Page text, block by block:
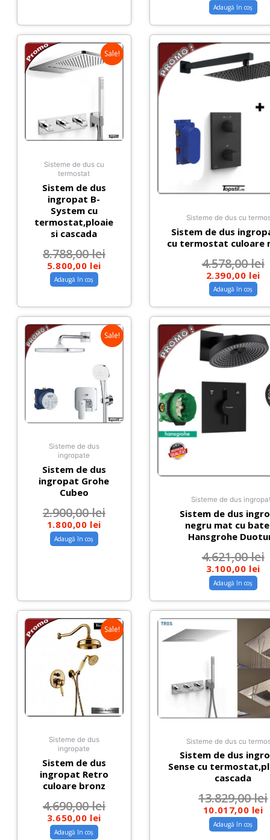
Adaugă în coș
Sale!
Sisteme de dus cu
termostat
Sistem de dus
ingropat B-
System cu
termostat,ploaie
si cascada
8.788,00lei
5.800,00 lei
Adaugă în coș
Sisteme de dus cu
Sistem de dus
cu termostat culoare
4.578,00lei
2.390,00 lei
Adaugă în coș
Sale!
Sisteme de dus
ingropate
Sistem de dus
ingropat Grohe
Cubeo
2.900,00lei
1.800,00 lei
Adaugă în coș
Sisteme de dus
Sistem de dus
negru mat cu
Hansgrohe
4.621,00lei
3.100,00 lei
Adaugă în coș
Sale!
Sisteme de dus
ingropate
Sistem de dus
ingropat Retro
culoare bronz
4.690,00lei
3.650,00 lei
Adaugă în coș
Sisteme de dus cu
Sistem de dus
Sense cu
cascada
13.829,00lei
10.017,00 lei
Adaugă în coș